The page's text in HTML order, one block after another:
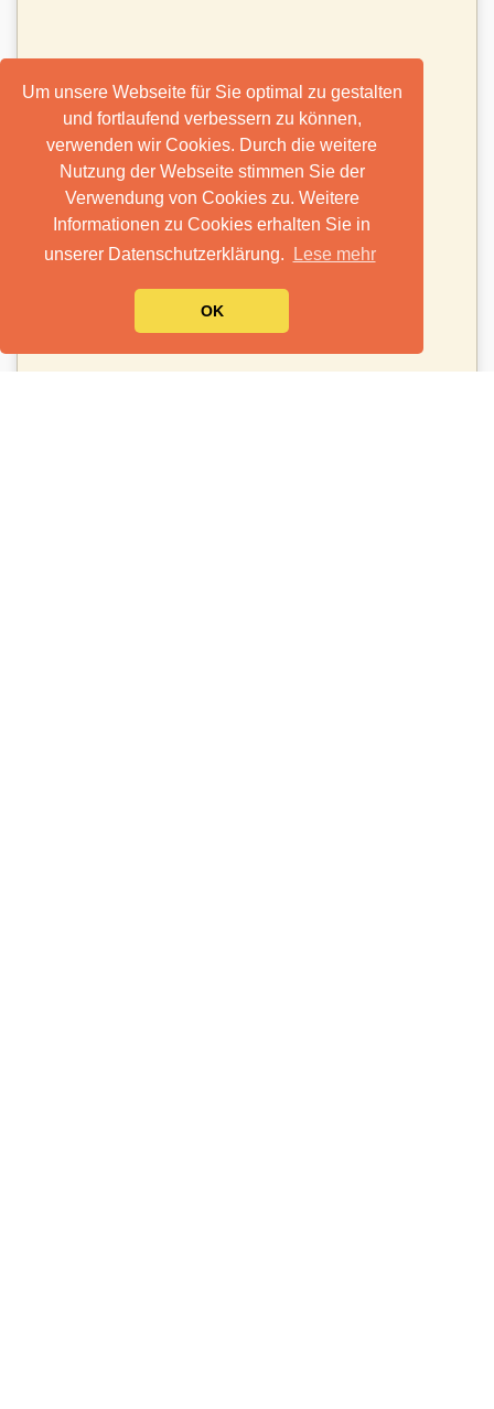
Um unsere Webseite für Sie optimal zu gestalten
und fortlaufend verbessern zu können,
verwenden wir Cookies. Durch die weitere
Nutzung der Webseite stimmen Sie der
Verwendung von Cookies zu. Weitere
Informationen zu Cookies erhalten Sie in
unserer Datenschutzerklärung.
Lese mehr
OK